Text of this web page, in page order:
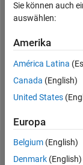
Followers:
Following:
0
Follow
Sie können auch
auswählen:
Amerika
América Latina
Canada (English)
United States
Europa
Belgium (English)
Denmark (English)